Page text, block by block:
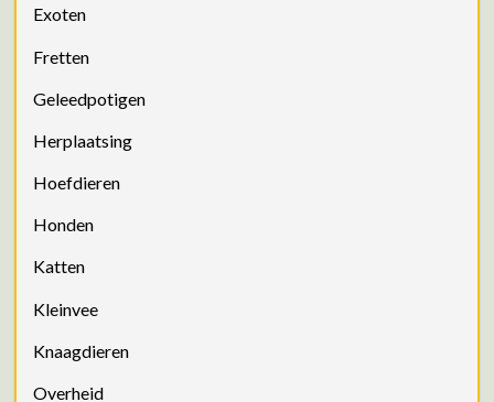
Exoten
Fretten
Geleedpotigen
Herplaatsing
Hoefdieren
Honden
Katten
Kleinvee
Knaagdieren
Overheid